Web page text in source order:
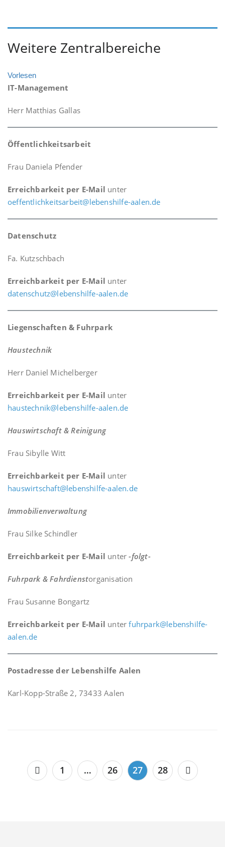
Weitere Zentralbereiche
Vorlesen
IT-Management
Herr Matthias Gallas
Öffentlichkeitsarbeit
Frau Daniela Pfender
Erreichbarkeit per E-Mail unter
oeffentlichkeitsarbeit@lebenshilfe-aalen.de
Datenschutz
Fa. Kutzschbach
Erreichbarkeit per E-Mail unter
datenschutz@lebenshilfe-aalen.de
Liegenschaften & Fuhrpark
Haustechnik
Herr Daniel Michelberger
Erreichbarkeit per E-Mail unter
haustechnik@lebenshilfe-aalen.de
Hauswirtschaft & Reinigung
Frau Sibylle Witt
Erreichbarkeit per E-Mail unter
hauswirtschaft@lebenshilfe-aalen.de
Immobilienverwaltung
Frau Silke Schindler
Erreichbarkeit per E-Mail unter -folgt-
Fuhrpark & Fahrdienstorganisation
Frau Susanne Bongartz
Erreichbarkeit per E-Mail unterfuhrpark@lebenshilfe-
aalen.de
Postadresse der Lebenshilfe Aalen
Karl-Kopp-Straße 2, 73433 Aalen
Seitennummerierung
1 … 26 27 28